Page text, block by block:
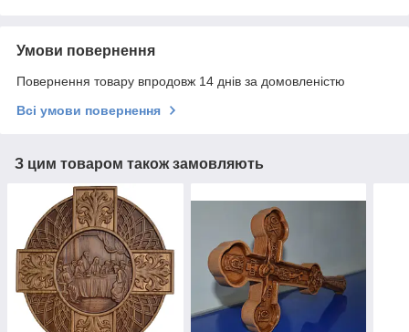
Умови повернення
Повернення товару впродовж 14 днів за домовленістю
Всі умови повернення
З цим товаром також замовляють